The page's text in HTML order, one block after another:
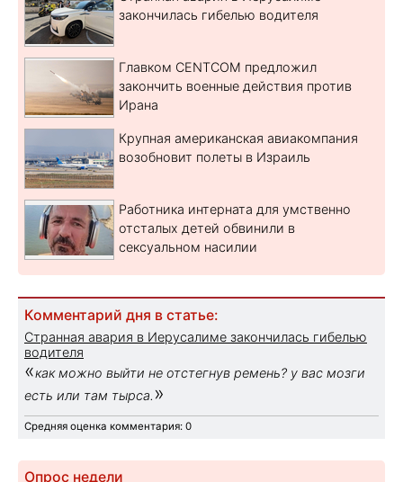
закончилась гибелью водителя
Главком CENTCOM предложил
закончить военные действия против
Ирана
Крупная американская авиакомпания
возобновит полеты в Израиль
Работника интерната для умственно
отсталых детей обвинили в
сексуальном насилии
Комментарий дня в статье:
Странная авария в Иерусалиме закончилась гибелью
водителя
«как можно выйти не отстегнув ремень? у вас мозги
есть или там тырса. »
Средняя оценка комментария: 0
Опрос недели